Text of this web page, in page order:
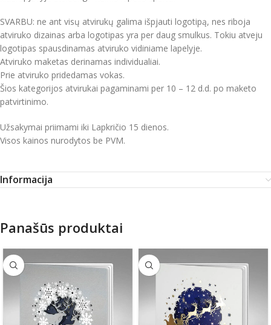
SVARBU: ne ant visų atvirukų galima išpjauti logotipą, nes riboja
atviruko dizainas arba logotipas yra per daug smulkus. Tokiu atveju
logotipas spausdinamas atviruko vidiniame lapelyje.
Atviruko maketas derinamas individualiai.
Prie atviruko pridedamas vokas.
Šios kategorijos atvirukai pagaminami per 10 – 12 d.d. po maketo
patvirtinimo.
Užsakymai priimami iki Lapkričio 15 dienos.
Visos kainos nurodytos be PVM.
Informacija
Panašūs produktai